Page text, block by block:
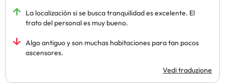
La localización si se busca tranquilidad es excelente. El
trato del personal es muy bueno.
Algo antiguo y son muchas habitaciones para tan pocos
ascensores.
Vedi traduzione